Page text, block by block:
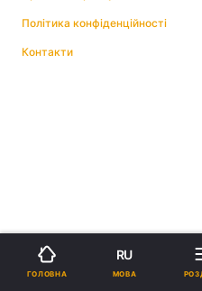
Політика конфіденційності
Контакти
ГОЛОВНА
RU
МОВА